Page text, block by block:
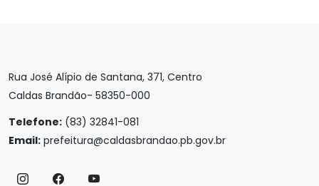
Rua José Alípio de Santana, 371, Centro
Caldas Brandão- 58350-000
Telefone: (83) 32841-081
Email: prefeitura@caldasbrandao.pb.gov.br